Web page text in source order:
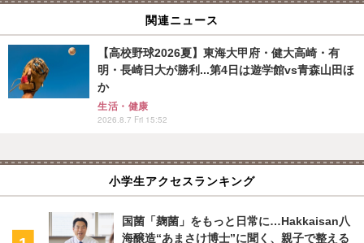
関連ニュース
【高校野球2026夏】東海大甲府・健大高崎・有
明・長崎日大が勝利...第4日は遊学館vs青森山田ほ
か
生活・健康
2026.8.7 Fri 15:52
小学生アクセスランキング
国菌「麹菌」をもっと日常に…Hakkaisan八
海醸造“あまさけ博士”に聞く、親子で整える